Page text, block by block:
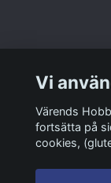
Sociala medier
Vi
Värends
fortsätta på
cookies,